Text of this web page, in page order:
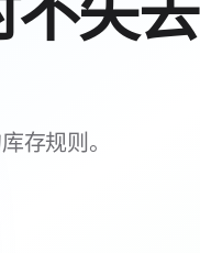
存规则。